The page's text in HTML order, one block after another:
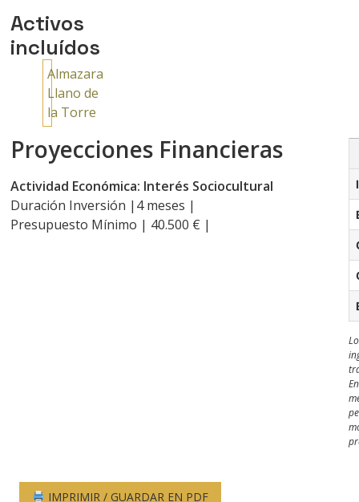
Activos
incluídos
Almazara
Llano de
la Torre
Proyecciones Financieras
Actividad Económica: Interés Sociocultural
Duración Inversión |4 meses |
Presupuesto Mínimo | 40.500 € |
IMPRIMIR / GUARDAR EN PDF